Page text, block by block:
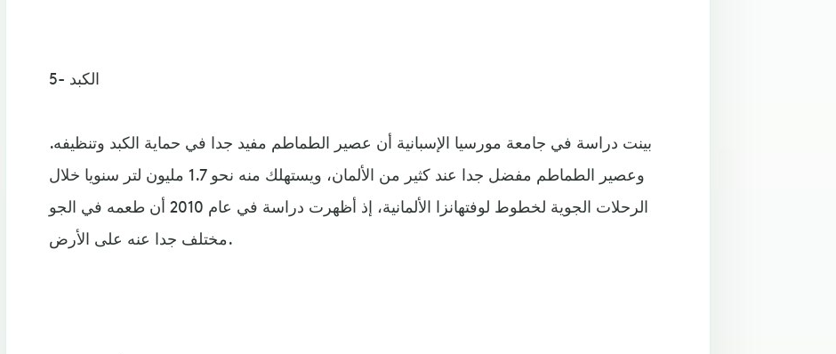
5- الكبد
بينت دراسة في جامعة مورسيا الإسبانية أن عصير الطماطم مفيد جدا في حماية الكبد وتنظيفه.
وعصير الطماطم مفضل جدا عند كثير من الألمان، ويستهلك منه نحو 1.7 مليون لتر سنويا خلال
الرحلات الجوية لخطوط لوفتهانزا الألمانية، إذ أظهرت دراسة في عام 2010 أن طعمه في الجو
مختلف جدا عنه على الأرض.